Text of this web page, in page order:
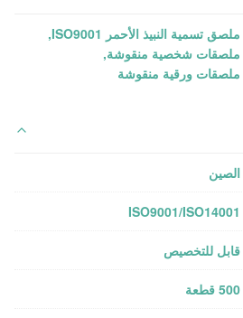
ملصق تسمية النبيذ الأحمر ISO9001
,
ملصقات شخصية منقوشة,
ملصقات ورقية منقوشة
الصين
ISO9001/ISO14001
قابل للتخصيص
500 قطعة